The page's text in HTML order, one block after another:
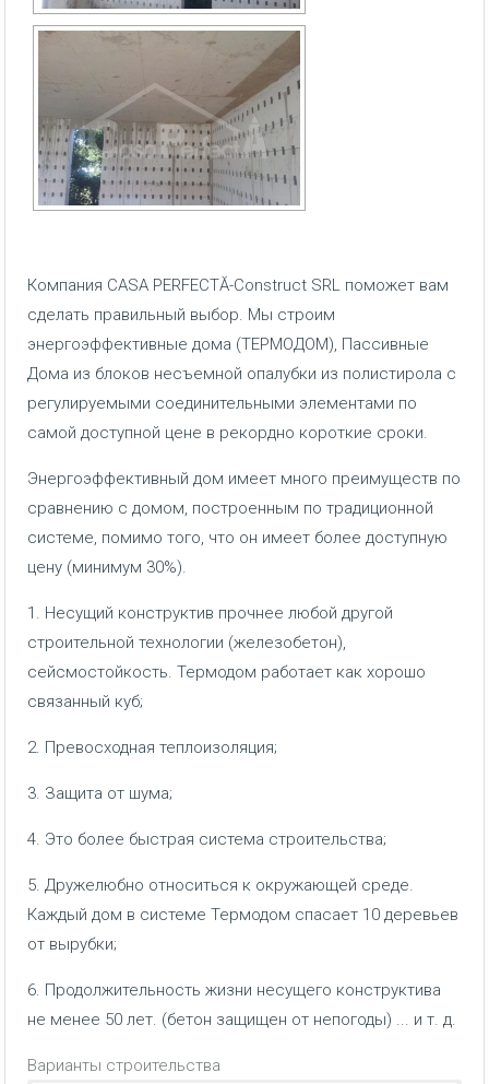
Компания CASA PERFECTĂ-Construct SRL поможет вам
сделать правильный выбор. Мы строим
энергоэффективные дома (ТЕРМОДОМ), Пассивные
Дома из блоков несъемной опалубки из полистирола с
регулируемыми соединительными элементами по
самой доступной цене в рекордно короткие сроки.
Энергоэффективный дом имеет много преимуществ по
сравнению с домом, построенным по традиционной
системе, помимо того, что он имеет более доступную
цену (минимум 30%).
1. Несущий конструктив прочнее любой другой
строительной технологии (железобетон),
сейсмостойкость. Термодом работает как хорошо
связанный куб;
2. Превосходная теплоизоляция;
3. Защита от шума;
4. Это более быстрая система строительства;
5. Дружелюбно относиться к окружающей среде.
Каждый дом в системе Термодом спасает 10 деревьев
от вырубки;
6. Продолжительность жизни несущего конструктива
не менее 50 лет. (бетон защищен от непогоды) ... и т. д.
Варианты строительства